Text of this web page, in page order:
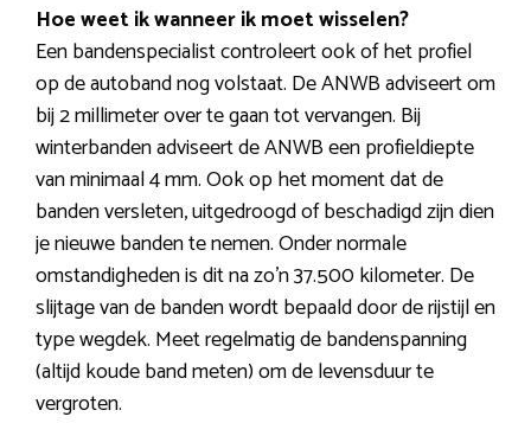
Hoe weet ik wanneer ik moet wisselen?
Een bandenspecialist controleert ook of het profiel
op de autoband nog volstaat. De ANWB adviseert om
bij 2 millimeter over te gaan tot vervangen. Bij
winterbanden adviseert de ANWB een profieldiepte
van minimaal 4 mm. Ook op het moment dat de
banden versleten, uitgedroogd of beschadigd zijn dien
je nieuwe banden te nemen. Onder normale
omstandigheden is dit na zo’n 37.500 kilometer. De
slijtage van de banden wordt bepaald door de rijstijl en
type wegdek. Meet regelmatig de bandenspanning
(altijd koude band meten) om de levensduur te
vergroten.